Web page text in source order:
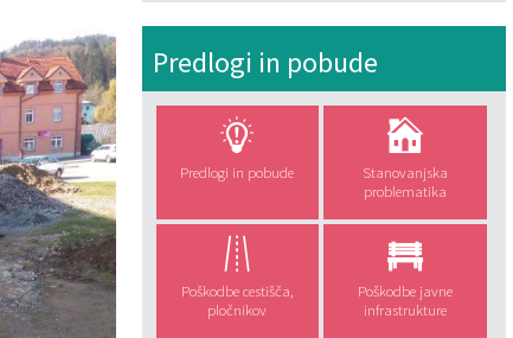
Predlogi in pobude
Predlogi in pobude
Stanovanjska
problematika
Poškodbe cestišča,
pločnikov
Poškodbe javne
infrastrukture